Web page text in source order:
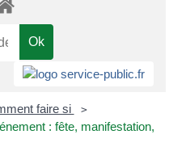
faire si >
: fête, manifestation,